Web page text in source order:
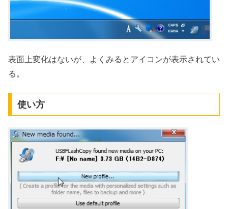
表面上変化はないが、よくみるとアイコンが表示されてい
る。
使い方